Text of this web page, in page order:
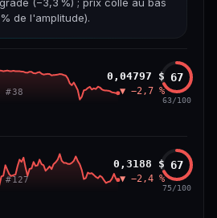
de l'amplitude).
VAR. 30 J
#26
66/100
#38
0,04797 $
▼ −2,7 %
67
63/100
81
87
71
39
#127
0,3188 $
▼ −2,4 %
67
75/100